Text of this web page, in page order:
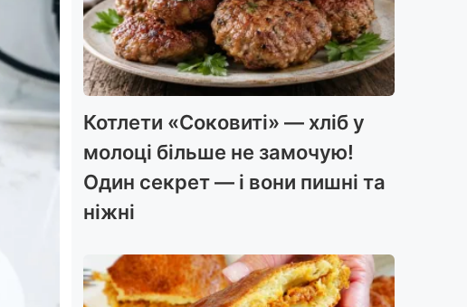
Котлети «Соковиті» — хліб у
молоці більше не замочую!
Один секрет — і вони пишні та
ніжні